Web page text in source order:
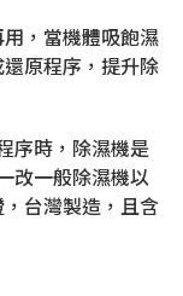
，當機體吸飽濕
原程序，提升除
序時，除濕機是
改一般除濕機以
台灣製造，且含